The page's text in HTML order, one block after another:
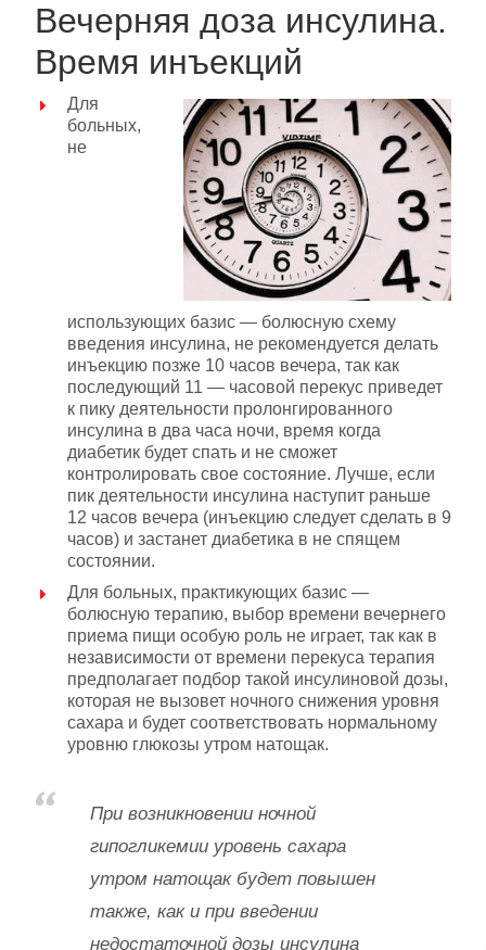
Вечерняя доза инсулина.
Время инъекций
Для
больных,
не
использующих базис — болюсную схему
введения инсулина, не рекомендуется делать
инъекцию позже 10 часов вечера, так как
последующий 11 — часовой перекус приведет
к пику деятельности пролонгированного
инсулина в два часа ночи, время когда
диабетик будет спать и не сможет
контролировать свое состояние. Лучше, если
пик деятельности инсулина наступит раньше
12 часов вечера (инъекцию следует сделать в 9
часов) и застанет диабетика в не спящем
состоянии.
Для больных, практикующих базис —
болюсную терапию, выбор времени вечернего
приема пищи особую роль не играет, так как в
независимости от времени перекуса терапия
предполагает подбор такой инсулиновой дозы,
которая не вызовет ночного снижения уровня
сахара и будет соответствовать нормальному
уровню глюкозы утром натощак.
При возникновении ночной
гипогликемии уровень сахара
утром натощак будет повышен
также, как и при введении
недостаточной дозы инсулина